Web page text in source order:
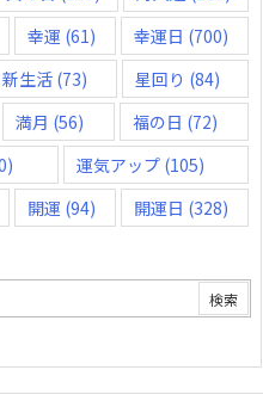
幸運 (61) 幸運日 (700)
新生活 (73) 星回り (84)
満月 (56) 福の日 (72)
運気アップ(105)
開運 (94) 開運日 (328)